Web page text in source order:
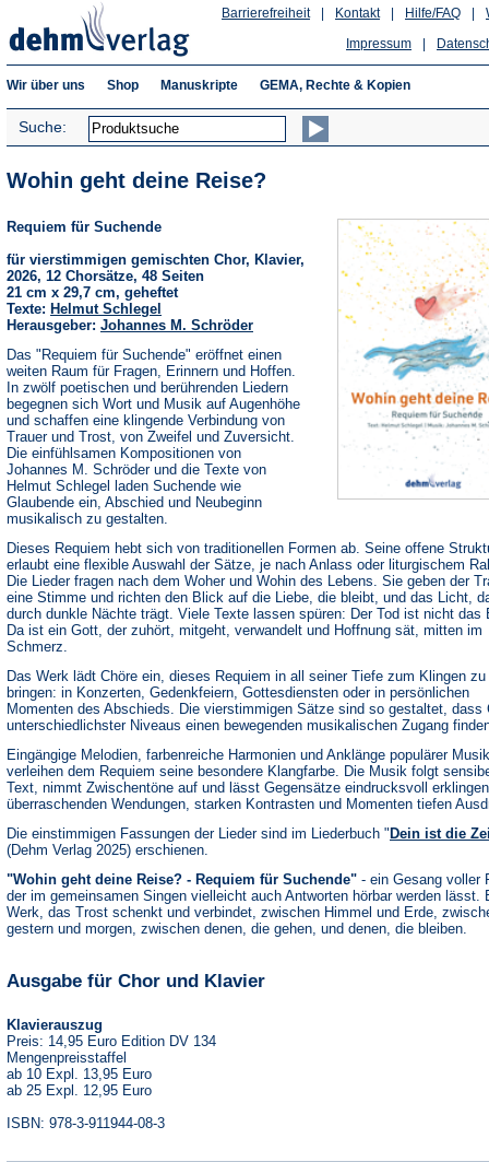
Hilfe/FAQ
Kontakt
Barrierefreiheit
Impressum
Wir über uns Shop Manuskripte GEMA, Rechte & Kopien
Suche:
Wohin geht deine Reise?
Requiem für Suchende
für vierstimmigen gemischten Chor, Klavier,
2026, 12 Chorsätze, 48 Seiten
21 cm x 29,7 cm, geheftet
Texte: Helmut Schlegel
Herausgeber: Johannes M. Schröder
Das "Requiem für Suchende" eröffnet einen
weiten Raum für Fragen, Erinnern und Hoffen.
In zwölf poetischen und berührenden Liedern
begegnen sich Wort und Musik auf Augenhöhe
und schaffen eine klingende Verbindung von
Trauer und Trost, von Zweifel und Zuversicht.
Die einfühlsamen Kompositionen von
Johannes M. Schröder und die Texte von
Helmut Schlegel laden Suchende wie
Glaubende ein, Abschied und Neubeginn
musikalisch zu gestalten.
Dieses Requiem hebt sich von traditionellen Formen ab. Seine offene
erlaubt eine flexible Auswahl der Sätze, je nach Anlass oder liturgischem
Die Lieder fragen nach dem Woher und Wohin des Lebens. Sie geben der
eine Stimme und richten den Blick auf die Liebe, die bleibt, und das Licht,
durch dunkle Nächte trägt. Viele Texte lassen spüren: Der Tod ist nicht das
Da ist ein Gott, der zuhört, mitgeht, verwandelt und Hoffnung sät, mitten im
Schmerz.
Das Werk lädt Chöre ein, dieses Requiem in all seiner Tiefe zum Klingen zu
bringen: in Konzerten, Gedenkfeiern, Gottesdiensten oder in persönlichen
Momenten des Abschieds. Die vierstimmigen Sätze sind so gestaltet, dass
unterschiedlichster Niveaus einen bewegenden musikalischen Zugang
Eingängige Melodien, farbenreiche Harmonien und Anklänge populärer
verleihen dem Requiem seine besondere Klangfarbe. Die Musik folgt
Text, nimmt Zwischentöne auf und lässt Gegensätze eindrucksvoll
überraschenden Wendungen, starken Kontrasten und Momenten tiefen
Die einstimmigen Fassungen der Lieder sind im Liederbuch " Dein ist die
(Dehm Verlag 2025) erschienen.
"Wohin geht deine Reise? - Requiem für Suchende" - ein Gesang voller
der im gemeinsamen Singen vielleicht auch Antworten hörbar werden lässt.
Werk, das Trost schenkt und verbindet, zwischen Himmel und Erde,
gestern und morgen, zwischen denen, die gehen, und denen, die bleiben.
Ausgabe für Chor und Klavier
Klavierauszug
Preis: 14,95 Euro Edition DV 134
Mengenpreisstaffel
ab 10 Expl. 13,95 Euro
ab 25 Expl. 12,95 Euro
ISBN: 978-3-911944-08-3